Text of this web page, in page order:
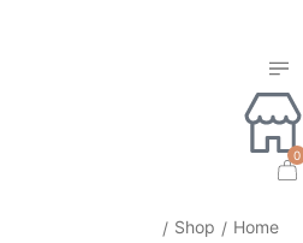
0
Home
/
Shop
/